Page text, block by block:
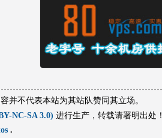
并不代表本站为其站队赞同其立场。
NC-SA 3.0) 进行生产，转载请署明出处！
.